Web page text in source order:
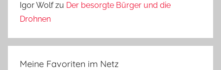
Igor Wolfzu Der besorgte Bürger und die
Drohnen
Meine Favoriten im Netz